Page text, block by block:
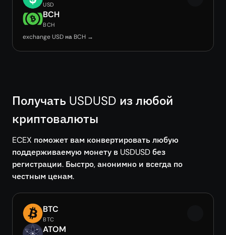
USD
BCH
BCH
exchange USD на BCH →
Получать USDUSD из любой
криптовалюты
ECEX поможет вам конвертировать любую
поддерживаемую монету в USDUSD без
регистрации. Быстро, анонимно и всегда по
честным ценам.
BTC
BTC
ATOM